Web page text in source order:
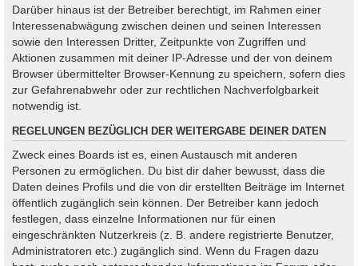
Darüber hinaus ist der Betreiber berechtigt, im Rahmen einer
Interessenabwägung zwischen deinen und seinen Interessen
sowie den Interessen Dritter, Zeitpunkte von Zugriffen und
Aktionen zusammen mit deiner IP-Adresse und der von deinem
Browser übermittelter Browser-Kennung zu speichern, sofern dies
zur Gefahrenabwehr oder zur rechtlichen Nachverfolgbarkeit
notwendig ist.
REGELUNGEN BEZÜGLICH DER WEITERGABE DEINER DATEN
Zweck eines Boards ist es, einen Austausch mit anderen
Personen zu ermöglichen. Du bist dir daher bewusst, dass die
Daten deines Profils und die von dir erstellten Beiträge im Internet
öffentlich zugänglich sein können. Der Betreiber kann jedoch
festlegen, dass einzelne Informationen nur für einen
eingeschränkten Nutzerkreis (z. B. andere registrierte Benutzer,
Administratoren etc.) zugänglich sind. Wenn du Fragen dazu